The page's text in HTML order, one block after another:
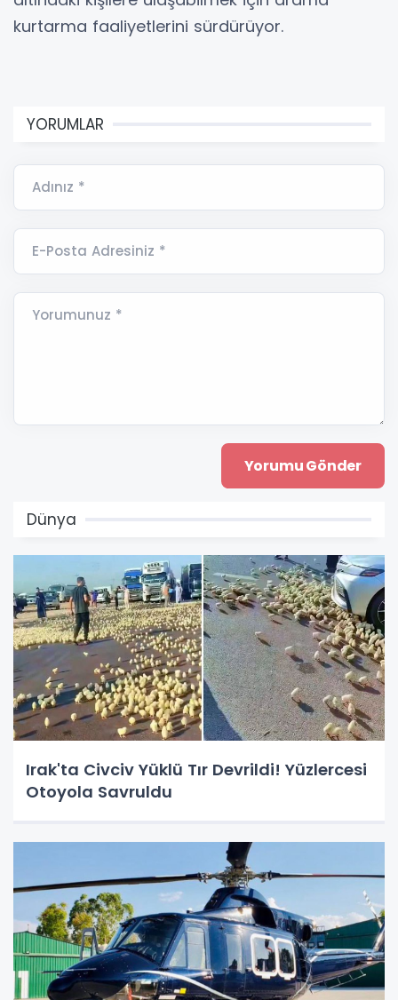
kurtarma faaliyetlerini sürdürüyor.
YORUMLAR
Adınız *
E-Posta Adresiniz *
Yorumunuz *
Dünya
Irak'ta Civciv Yüklü Tır Devrildi! Yüzlercesi
Otoyola Savruldu